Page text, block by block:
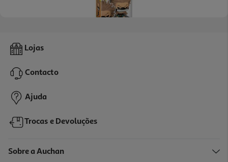
Figura Funko Pop Animation: My Hero Academi
15,99 €
Lojas
Contacto
Ajuda
Trocas e Devoluções
Sobre a Auchan